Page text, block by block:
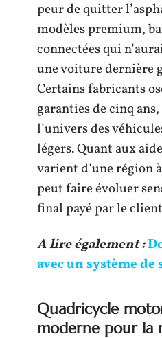
peur de quitter
modèles premium,
connectées qui
une voiture dernière
Certains fabricants
garanties de cinq
l’univers des
légers. Quant aux
varient d’une région
peut faire évoluer
final payé par le
A lire également :
avec un système
Quadricycle
moderne pour la